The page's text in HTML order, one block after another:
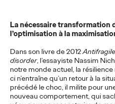
La nécessaire transformation
l’optimisation à la
Dans son livre de 2012
disorder, l’essayiste Nassim
notre monde actuel, la
ci n’entraîne qu’un retour à la
précédé le choc, il milite pour
nouveau comportement, qui
READ
Eva
Ogilvy
Strategic